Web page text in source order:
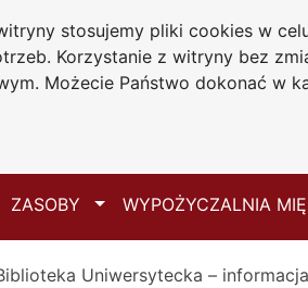
stosujemy pliki cookies w
Korzystanie z witryny bez
Możecie Państwo dokonać w
menu
wyszukiwarki
mapy serwisu
Biblioteka
Uniwersytetu Jana
w Częstochowie
ZASOBY Przełącz
WYPOŻYCZALNIA
Uniwersytecka –